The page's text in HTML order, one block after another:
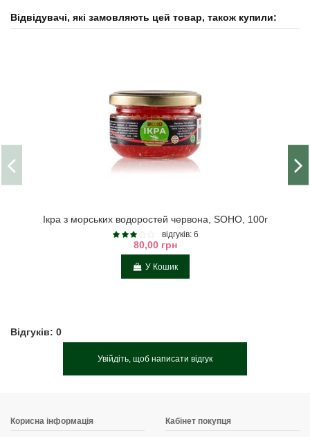
Відвідувачі, які замовляють цей товар, також купили:
Ікра з морських водоростей червона, SOHO, 100г
відгуків: 6
80,00 грн
У Кошик
Відгуків: 0
Увійдіть, щоб написати відгук
Корисна інформація Кабінет покупця